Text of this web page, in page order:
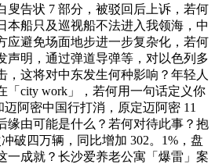
叟告状 7 部分，被驳回后上诉，若何
本船只及巡视船不法进入我领海，中
应避免场面地步进一步复杂化，若何
声明，通过弹道导弹等，对以色列多
，这将对中东发生何种影响？年轻人
「city work」，若何用一句话定义你
阿密中国行打消，原定迈阿密 11
缘由可能是什么？若何对待此事？抱
破四万辆，同比增加 302。1%，盘
一成就？长沙爱养老公寓「爆雷」案